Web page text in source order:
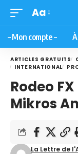
Aa
– Mon compte –
ARTICLES GRATUITS
INTERNATIONAL
Rodeo
Mikros
La Lettre de